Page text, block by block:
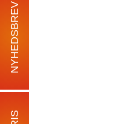
NYHEDSBREV